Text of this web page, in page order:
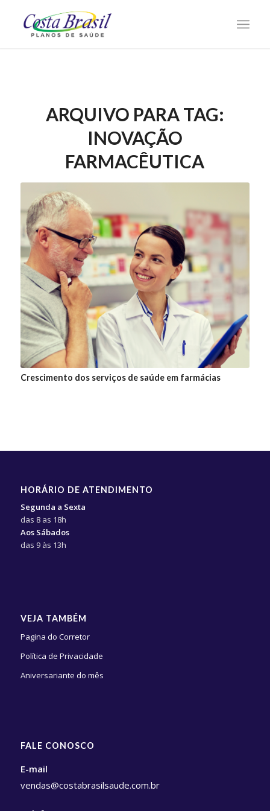
ARQUIVO PARA TAG:
INOVAÇÃO
FARMACÊUTICA
Crescimento dos serviços de saúde em farmácias
HORÁRIO DE ATENDIMENTO
Segunda a Sexta
das 8 as 18h
Aos Sábados
das 9 às 13h
VEJA TAMBÉM
Pagina do Corretor
Política de Privacidade
Aniversariante do mês
FALE CONOSCO
E-mail
vendas@costabrasilsaude.com.br